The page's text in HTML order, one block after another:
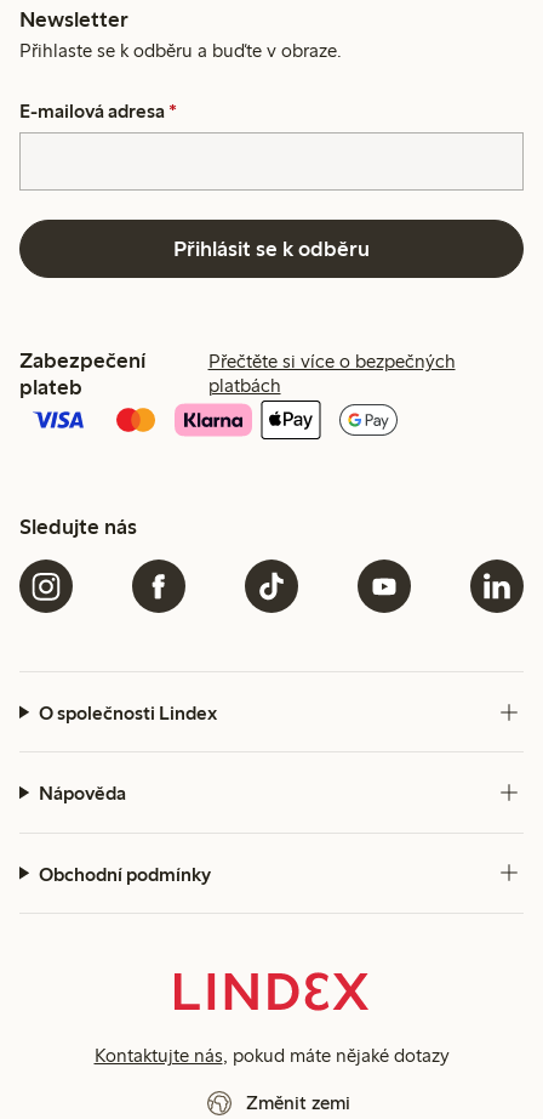
Newsletter
Přihlaste se k odběru a buďte v obraze.
E-mailová adresa *
Přihlásit se k odběru
Zabezpečení
plateb
Přečtěte si více o bezpečných
platbách
Sledujte nás
O společnosti Lindex
Nápověda
Obchodní podmínky
Kontaktujte nás, pokud máte nějaké dotazy
Změnit zemi